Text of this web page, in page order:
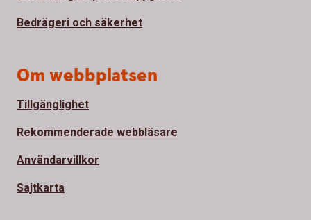
Bedrägeri och säkerhet
Om webbplatsen
Tillgänglighet
Rekommenderade webbläsare
Användarvillkor
Sajtkarta